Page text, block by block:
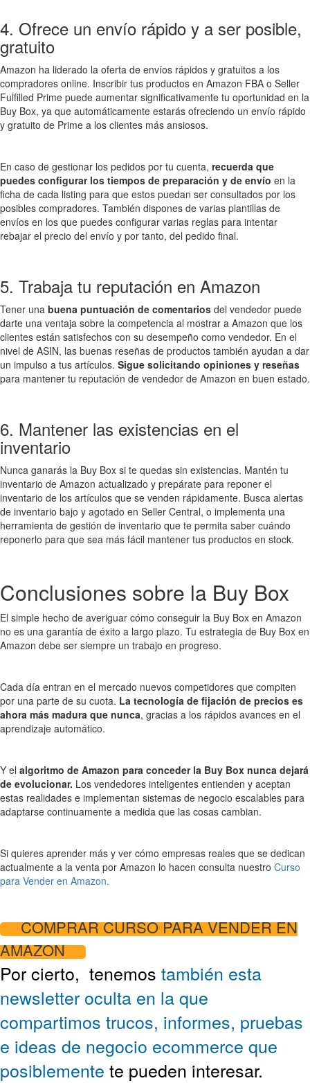
4. Ofrece un envío rápido y a ser posible,
gratuito
Amazon ha liderado la oferta de envíos rápidos y gratuitos a los
compradores online. Inscribir tus productos en Amazon FBA o Seller
Fulfilled Prime puede aumentar significativamente tu oportunidad en la
Buy Box, ya que automáticamente estarás ofreciendo un envío rápido
y gratuito de Prime a los clientes más ansiosos.
En caso de gestionar los pedidos por tu cuenta, recuerda que
puedes configurar los tiempos de preparación y de envío en la
ficha de cada listing para que estos puedan ser consultados por los
posibles compradores. También dispones de varias plantillas de
envíos en los que puedes configurar varias reglas para intentar
rebajar el precio del envío y por tanto, del pedido final.
5. Trabaja tu reputación en Amazon
Tener una buena puntuación de comentarios del vendedor puede
darte una ventaja sobre la competencia al mostrar a Amazon que los
clientes están satisfechos con su desempeño como vendedor. En el
nivel de ASIN, las buenas reseñas de productos también ayudan a dar
un impulso a tus artículos. Sigue solicitando opiniones y reseñas
para mantener tu reputación de vendedor de Amazon en buen estado.
6. Mantener las existencias en el
inventario
Nunca ganarás la Buy Box si te quedas sin existencias. Mantén tu
inventario de Amazon actualizado y prepárate para reponer el
inventario de los artículos que se venden rápidamente. Busca alertas
de inventario bajo y agotado en Seller Central, o implementa una
herramienta de gestión de inventario que te permita saber cuándo
reponerlo para que sea más fácil mantener tus productos en stock.
Conclusiones sobre la Buy Box
El simple hecho de averiguar cómo conseguir la Buy Box en Amazon
no es una garantía de éxito a largo plazo. Tu estrategia de Buy Box en
Amazon debe ser siempre un trabajo en progreso.
Cada día entran en el mercado nuevos competidores que compiten
por una parte de su cuota. La tecnología de fijación de precios es
ahora más madura que nunca, gracias a los rápidos avances en el
aprendizaje automático.
Y el algoritmo de Amazon para conceder la Buy Box nunca dejará
de evolucionar. Los vendedores inteligentes entienden y aceptan
estas realidades e implementan sistemas de negocio escalables para
adaptarse continuamente a medida que las cosas cambian.
Si quieres aprender más y ver cómo empresas reales que se dedican
actualmente a la venta por Amazon lo hacen consulta nuestro Curso
para Vender en Amazon.
COMPRAR CURSO PARA VENDER EN
AMAZON
Por cierto, tenemos también esta
newsletter oculta en la que
compartimos trucos, informes, pruebas
e ideas de negocio ecommerce que
posiblemente te pueden interesar.